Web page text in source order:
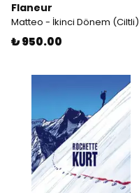
Flaneur
Matteo - İkinci Dönem (Ciltli)
₺ 950.00